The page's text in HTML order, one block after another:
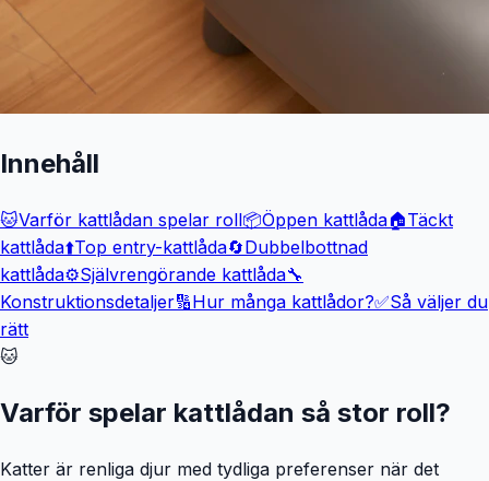
Innehåll
🐱Varför kattlådan spelar roll📦Öppen kattlåda🏠Täckt
kattlåda⬆️Top entry-kattlåda🔄Dubbelbottnad
kattlåda⚙️Självrengörande kattlåda🔧
Konstruktionsdetaljer🔢Hur många kattlådor?✅Så väljer du
rätt
🐱
Varför spelar kattlådan så stor roll?
Katter är renliga djur med tydliga preferenser när det